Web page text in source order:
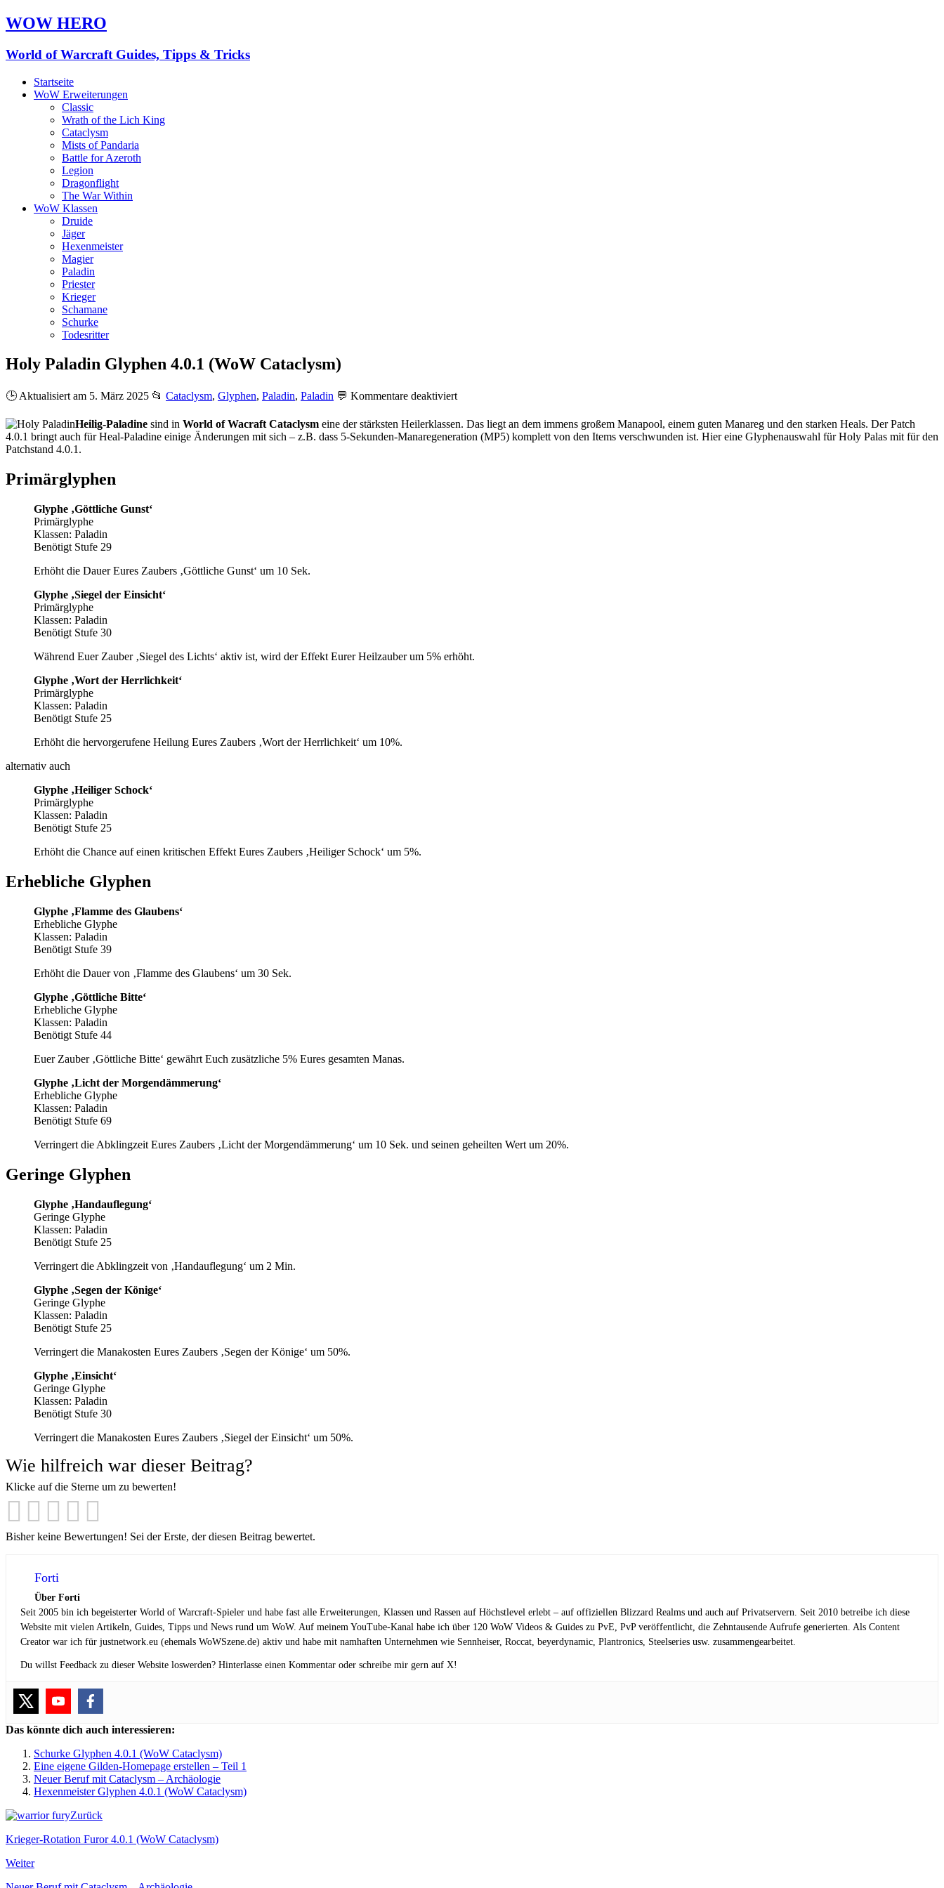
WOW HERO
World of Warcraft Guides, Tipps & Tricks
Startseite
WoW Erweiterungen
Classic
Wrath of the Lich King
Cataclysm
Mists of Pandaria
Battle for Azeroth
Legion
Dragonflight
The War Within
WoW Klassen
Druide
Jäger
Hexenmeister
Magier
Paladin
Priester
Krieger
Schamane
Schurke
Todesritter
Holy Paladin Glyphen 4.0.1 (WoW Cataclysm)
🕒 Aktualisiert am 5. März 2025 📂 Cataclysm, Glyphen, Paladin, Paladin 💬 Kommentare deaktiviertfür
Paladin
Glyphen
4.0.1
Heilig-Paladine sind in World of Wacraft Cataclysm eine der stärksten Heilerklassen. Das liegt an dem immens großem Manapool, einem guten Manareg und den starken Heals. Der Patch
4.0.1 bringt auch für Heal-Paladine einige Änderungen mit sich – z.B. dass 5-Sekunden-Manaregeneration (MP5) komplett von den Items verschwunden ist. Hier eine Glyphenauswahl für Holy Palas mit für den
Patchstand 4.0.1.
Primärglyphen
Glyphe ‚Göttliche Gunst‘
Primärglyphe
Klassen: Paladin
Benötigt Stufe 29
Erhöht die Dauer Eures Zaubers ‚Göttliche Gunst‘ um 10 Sek.
Glyphe ‚Siegel der Einsicht‘
Primärglyphe
Klassen: Paladin
Benötigt Stufe 30
Während Euer Zauber ‚Siegel des Lichts‘ aktiv ist, wird der Effekt Eurer Heilzauber um 5% erhöht.
Glyphe ‚Wort der Herrlichkeit‘
Primärglyphe
Klassen: Paladin
Benötigt Stufe 25
Erhöht die hervorgerufene Heilung Eures Zaubers ‚Wort der Herrlichkeit‘ um 10%.
alternativ auch
Glyphe ‚Heiliger Schock‘
Primärglyphe
Klassen: Paladin
Benötigt Stufe 25
Erhöht die Chance auf einen kritischen Effekt Eures Zaubers ‚Heiliger Schock‘ um 5%.
Erhebliche Glyphen
Glyphe ‚Flamme des Glaubens‘
Erhebliche Glyphe
Klassen: Paladin
Benötigt Stufe 39
Erhöht die Dauer von ‚Flamme des Glaubens‘ um 30 Sek.
Glyphe ‚Göttliche Bitte‘
Erhebliche Glyphe
Klassen: Paladin
Benötigt Stufe 44
Euer Zauber ‚Göttliche Bitte‘ gewährt Euch zusätzliche 5% Eures gesamten Manas.
Glyphe ‚Licht der Morgendämmerung‘
Erhebliche Glyphe
Klassen: Paladin
Benötigt Stufe 69
Verringert die Abklingzeit Eures Zaubers ‚Licht der Morgendämmerung‘ um 10 Sek. und seinen geheilten Wert um 20%.
Geringe Glyphen
Glyphe ‚Handauflegung‘
Geringe Glyphe
Klassen: Paladin
Benötigt Stufe 25
Verringert die Abklingzeit von ‚Handauflegung‘ um 2 Min.
Glyphe ‚Segen der Könige‘
Geringe Glyphe
Klassen: Paladin
Benötigt Stufe 25
Verringert die Manakosten Eures Zaubers ‚Segen der Könige‘ um 50%.
Glyphe ‚Einsicht‘
Geringe Glyphe
Klassen: Paladin
Benötigt Stufe 30
Verringert die Manakosten Eures Zaubers ‚Siegel der Einsicht‘ um 50%.
Wie hilfreich war dieser Beitrag?
Klicke auf die Sterne um zu bewerten!
Bisher keine Bewertungen! Sei der Erste, der diesen Beitrag bewertet.
Forti
Über Forti
Seit 2005 bin ich begeisterter World of Warcraft-Spieler und habe fast alle Erweiterungen, Klassen und Rassen auf Höchstlevel erlebt – auf offiziellen Blizzard Realms und auch auf Privatservern. Seit 2010 betreibe ich diese
Website mit vielen Artikeln, Guides, Tipps und News rund um WoW. Auf meinem YouTube-Kanal habe ich über 120 WoW Videos & Guides zu PvE, PvP veröffentlicht, die Zehntausende Aufrufe generierten. Als Content
Creator war ich für justnetwork.eu (ehemals WoWSzene.de) aktiv und habe mit namhaften Unternehmen wie Sennheiser, Roccat, beyerdynamic, Plantronics, Steelseries usw. zusammengearbeitet.
Du willst Feedback zu dieser Website loswerden? Hinterlasse einen Kommentar oder schreibe mir gern auf X!
Das könnte dich auch interessieren:
Schurke Glyphen 4.0.1 (WoW Cataclysm)
Eine eigene Gilden-Homepage erstellen – Teil 1
Neuer Beruf mit Cataclysm – Archäologie
Hexenmeister Glyphen 4.0.1 (WoW Cataclysm)
Zurück
Krieger-Rotation Furor 4.0.1 (WoW Cataclysm)
Weiter